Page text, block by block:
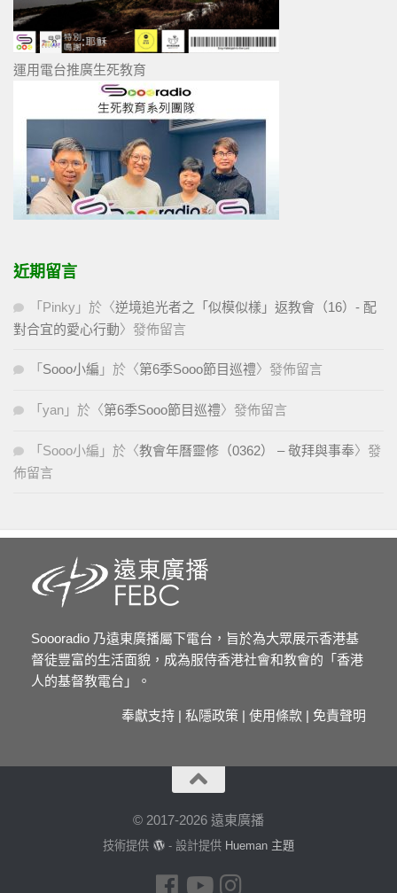
運用電台推廣生死教育
近期留言
「 Pinky 」於〈逆境追光者之「似模似樣」返教會（16）- 配
對合宜的愛心行動〉發佈留言
「 Sooo小編 」於〈第6季Sooo節目巡禮〉發佈留言
「 yan 」於〈第6季Sooo節目巡禮〉發佈留言
「 Sooo小編 」於〈教會年曆靈修（0362） – 敬拜與事奉〉發
佈留言
Soooradio 乃遠東廣播屬下電台，旨於為大眾展示香港基
督徒豐富的生活面貌，成為服侍香港社會和教會的「香港
人的基督教電台」。
奉獻支持 | 私隱政策 | 使用條款 | 免責聲明
© 2017-2026 遠東廣播
技術提供 - 設計提供 Hueman 主題